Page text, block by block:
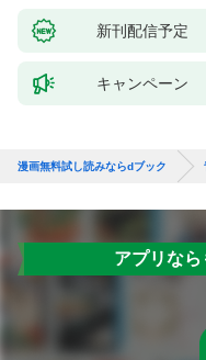
新刊配信予定
キャンペーン
漫画無料試し読みならdブック
アプリなら